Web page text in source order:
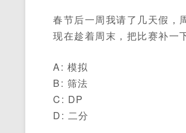
春节后一周我请了几天假，
现在趁着周末，把比赛补一下
A: 模拟
B: 筛法
C: DP
D: 二分